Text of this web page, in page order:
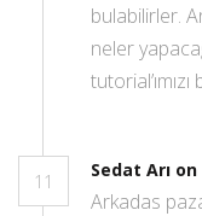
bulabilirler.
neler
11
Sedat Arı
Arkadas